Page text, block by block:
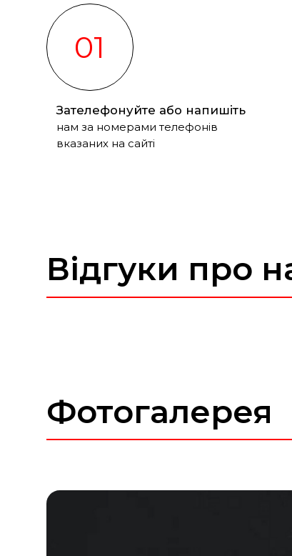
01
Зателефонуйте або напишіть
нам за номерами телефонів
вказаних на сайті
Відгуки про
Фотогалерея